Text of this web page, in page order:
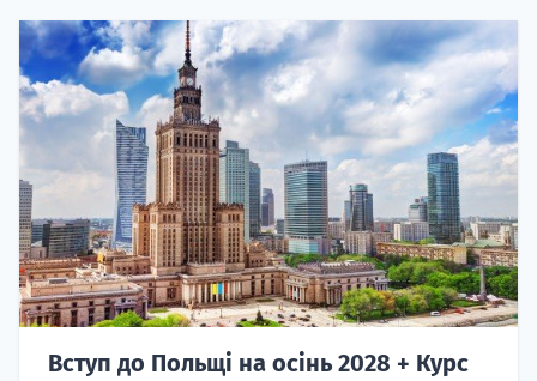
Вступ до Польщі на осінь 2028 + Курс